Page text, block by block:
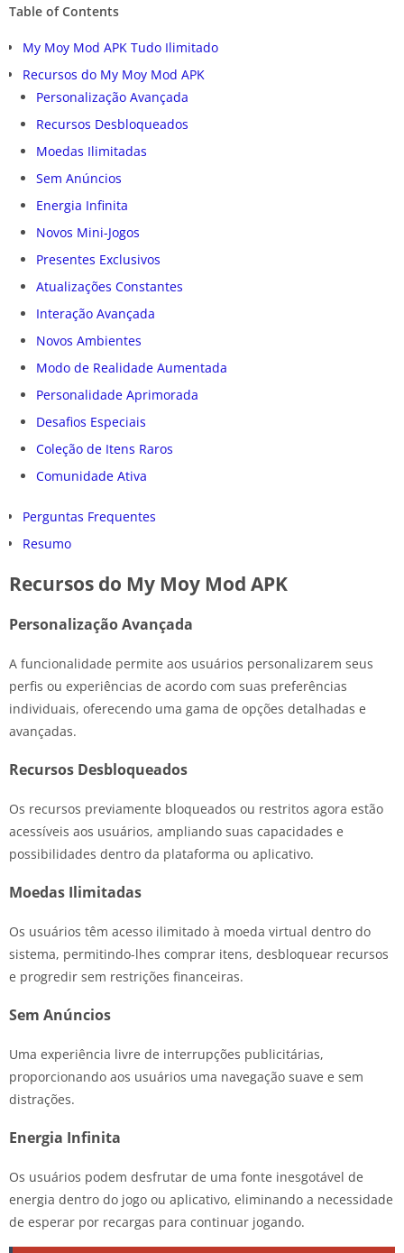
Table of Contents
My Moy Mod APK Tudo Ilimitado
Recursos do My Moy Mod APK
Personalização Avançada
Recursos Desbloqueados
Moedas Ilimitadas
Sem Anúncios
Energia Infinita
Novos Mini-Jogos
Presentes Exclusivos
Atualizações Constantes
Interação Avançada
Novos Ambientes
Modo de Realidade Aumentada
Personalidade Aprimorada
Desafios Especiais
Coleção de Itens Raros
Comunidade Ativa
Perguntas Frequentes
Resumo
Recursos do My Moy Mod APK
Personalização Avançada
A funcionalidade permite aos usuários personalizarem seus
perfis ou experiências de acordo com suas preferências
individuais, oferecendo uma gama de opções detalhadas e
avançadas.
Recursos Desbloqueados
Os recursos previamente bloqueados ou restritos agora estão
acessíveis aos usuários, ampliando suas capacidades e
possibilidades dentro da plataforma ou aplicativo.
Moedas Ilimitadas
Os usuários têm acesso ilimitado à moeda virtual dentro do
sistema, permitindo-lhes comprar itens, desbloquear recursos
e progredir sem restrições financeiras.
Sem Anúncios
Uma experiência livre de interrupções publicitárias,
proporcionando aos usuários uma navegação suave e sem
distrações.
Energia Infinita
Os usuários podem desfrutar de uma fonte inesgotável de
energia dentro do jogo ou aplicativo, eliminando a necessidade
de esperar por recargas para continuar jogando.